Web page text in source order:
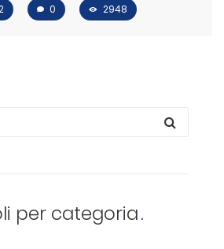
0 2948
per categoria